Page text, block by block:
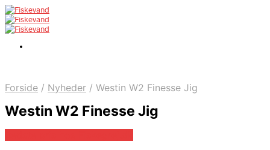
Forside / Nyheder / Westin W2 Finesse Jig
Westin W2 Finesse Jig